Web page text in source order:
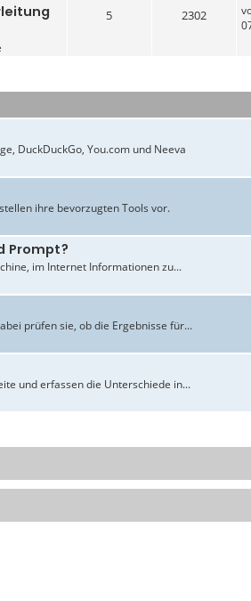
5 2302
DuckDuckGo, You.com und Neeva
ihre bevorzugten Tools vor.
Prompt?
im Internet Informationen zu...
prüfen sie, ob die Ergebnisse für...
und erfassen die Unterschiede in...